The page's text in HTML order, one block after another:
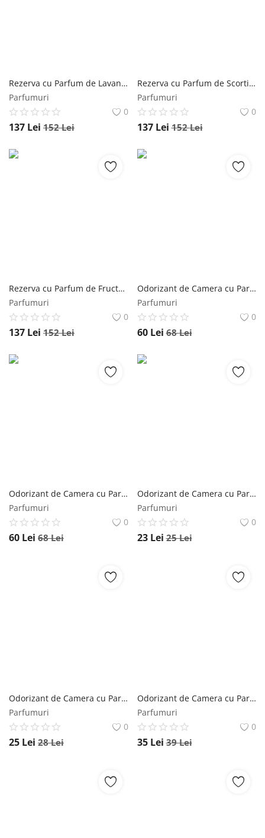
Rezerva cu Parfum de Lavanda pentru Odorizantul de Camera Mikado - La Casa De Los Aromas Especial Recarga, 1000 ml Mikado
Parfumuri
0
137 Lei 152Lei
Rezerva cu Parfum de Scortisoara si Portocala pentru Odorizantul de Camera Mikado - La Casa De Los Aromas Canela Recarga, 1000 ml Mikado
Parfumuri
0
137 Lei 152Lei
Rezerva cu Parfum de Fructe Rosii pentru Odorizantul de Camera Mikado - La Casa De Los Aromas Frutos Rojos, 1000 ml Mikado
Parfumuri
0
137 Lei 152Lei
Odorizant de Camera cu Parfum de Chihlimbar, Crin si Ghimbir Mikado - La Casa De Los Aromas Bouquet Flower, 170 ml Mikado
Parfumuri
0
60 Lei 68Lei
Odorizant de Camera cu Parfum de Trandafiri si Ceai Alb Mikado - La Casa De Los Aromas Bouquet Flower, 170 ml Mikado
Parfumuri
0
60 Lei 68Lei
Odorizant de Camera cu Parfum de Trandafiri si Ceai Alb Mikado - La Casa De Los Aromas Bouquet Flower, 40 ml Mikado
Parfumuri
0
23 Lei 25Lei
Odorizant de Camera cu Parfum de Bujor si Crin Mikado Bouquet - La Casa De Los Aromas Good Vibes, 50 ml Mikado
Parfumuri
0
25 Lei 28Lei
Odorizant de Camera cu Parfum de Lavanda Mikado - La Casa De Los Aromas Flor Perfumada Campos de Lavanda, 65 ml Mikado
Parfumuri
0
35 Lei 39Lei